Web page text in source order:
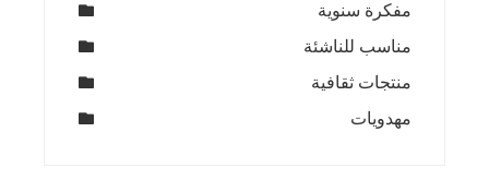
مفكرة سنوية
مناسب للناشئة
منتجات ثقافية
مهدويات